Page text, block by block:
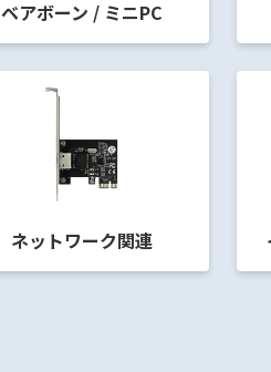
ベアボーン / ミニPC
ネットワーク関連